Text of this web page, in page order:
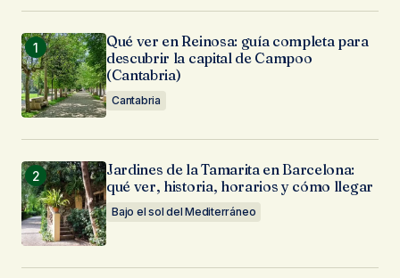
Qué ver en Reinosa: guía completa para
descubrir la capital de Campoo
(Cantabria)
Cantabria
Jardines de la Tamarita en Barcelona:
qué ver, historia, horarios y cómo llegar
Bajo el sol del Mediterráneo